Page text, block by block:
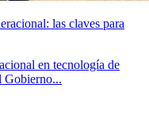
las claves para
en tecnología de
Gobierno...